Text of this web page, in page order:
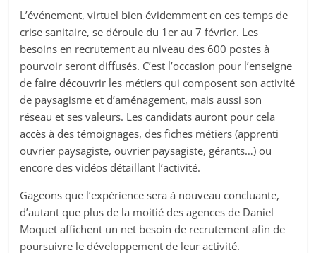
L’événement, virtuel bien évidemment en ces temps de
crise sanitaire, se déroule du 1er au 7 février. Les
besoins en recrutement au niveau des 600 postes à
pourvoir seront diffusés. C’est l’occasion pour l’enseigne
de faire découvrir les métiers qui composent son activité
de paysagisme et d’aménagement, mais aussi son
réseau et ses valeurs. Les candidats auront pour cela
accès à des témoignages, des fiches métiers (apprenti
ouvrier paysagiste, ouvrier paysagiste, gérants…) ou
encore des vidéos détaillant l’activité.
Gageons que l’expérience sera à nouveau concluante,
d’autant que plus de la moitié des agences de Daniel
Moquet affichent un net besoin de recrutement afin de
poursuivre le développement de leur activité.